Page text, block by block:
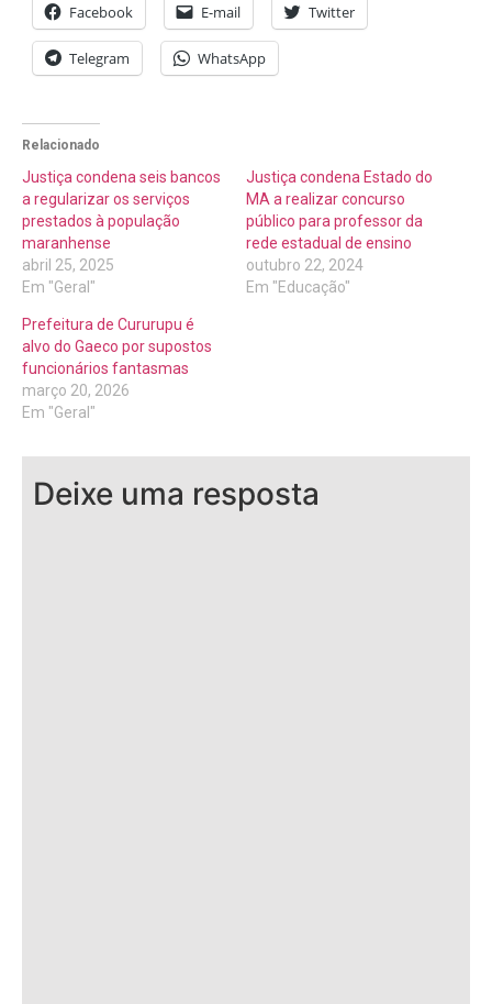
Facebook E-mail Twitter
Telegram WhatsApp
Relacionado
Justiça condena seis bancos
a regularizar os serviços
prestados à população
maranhense
abril 25, 2025
Em "Geral"
Justiça condena Estado do
MA a realizar concurso
público para professor da
rede estadual de ensino
outubro 22, 2024
Em "Educação"
Prefeitura de Cururupu é
alvo do Gaeco por supostos
funcionários fantasmas
março 20, 2026
Em "Geral"
Deixe uma resposta